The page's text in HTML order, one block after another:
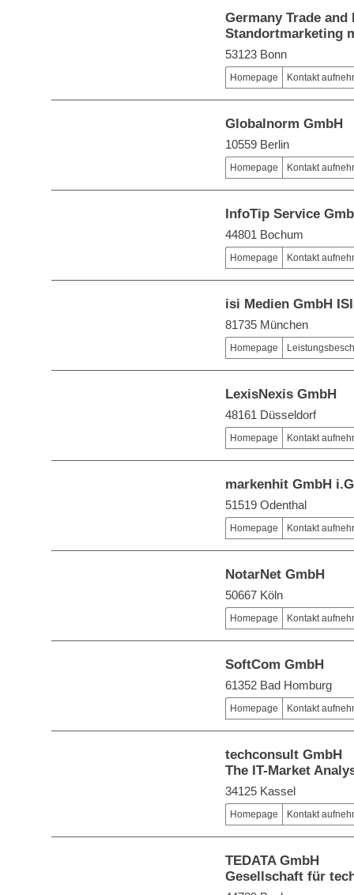
Germany Trade
Standortmarketing
53123 Bonn
Homepage Kontakt
Globalnorm GmbH
10559 Berlin
Homepage Kontakt
InfoTip Service
44801 Bochum
Homepage Kontakt
isi Medien GmbH
81735 München
Homepage
LexisNexis GmbH
48161 Düsseldorf
Homepage Kontakt
markenhit GmbH
51519 Odenthal
Homepage Kontakt
NotarNet GmbH
50667 Köln
Homepage Kontakt
SoftCom GmbH
61352 Bad Homburg
Homepage Kontakt
techconsult GmbH
The IT-Market
34125 Kassel
Homepage Kontakt
TEDATA GmbH
Gesellschaft für